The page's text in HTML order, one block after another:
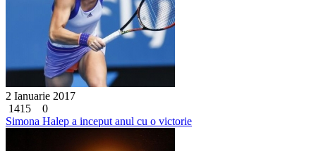
2 Ianuarie 2017
1415
0
Simona Halep a inceput anul cu o victorie